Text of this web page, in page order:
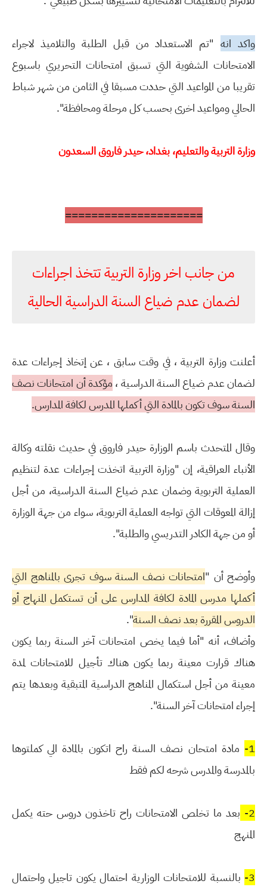
واكد انه"ﺗﻢ اﻻﺳﺘﻌﺪاد ﻣﻦ ﻗﺒﻞ اﻟﻄﻠﺒﺔ واﻟﺘﻼﻣﻴﺬ ﻻﺟﺮاء
اﻻﻣﺘﺤﺎﻧﺎت اﻟﺸﻔﻮﻳﺔ اﻟﺘﻲ ﺗﺴﺒﻖ اﻣﺘﺤﺎﻧﺎت اﻟﺘﺤﺮﻳﺮي ﺑﺎﺳﺒﻮع
ﺗﻘﺮﻳﺒﺎ ﻣﻦ المواعيد اﻟﺘﻲ ﺣﺪدت ﻣﺴﺒﻘﺎ ﻓﻲ اﻟﺜﺎﻣﻦ ﻣﻦ ﺷﻬﺮ ﺷﺒﺎط
اﻟﺤﺎﻟﻲ وﻣﻮاﻋﻴﺪ اﺧﺮى ﺑﺤﺴﺐ ﻛﻞ ﻣﺮﺣﻠﺔ وﻣﺤﺎﻓﻈﺔ".
وزارة التربية والتعليم، بغداد، حيدر فاروق السعدون
=====================
من جانب اخر وزارة التربية تتخذ اجراءات
لضمان عدم ضياع السنة الدراسية الحالية
أعلنت وزارة التربية ، في وقت سابق ، عن إتخاذ إجراءات عدة
لضمان عدم ضياع السنة الدراسية ، مؤكدة أن امتحانات نصف
السنة سوف تكون بالمادة التي أكملها المدرس لكافة المدارس.
وقال المتحدث باسم الوزارة حيدر فاروق في حديث نقلته وكالة
الأنباء العراقية، إن "وزارة التربية اتخذت إجراءات عدة لتنظيم
العملية التربوية وضمان عدم ضياع السنة الدراسية، من أجل
إزالة المعوقات التي تواجه العملية التربوية، سواء من جهة الوزارة
أو من جهة الكادر التدريسي والطلبة".
وأوضح أن "امتحانات نصف السنة سوف تجرى بالمناهج التي
أكملها مدرس المادة لكافة المدارس على أن تستكمل المنهاج أو
الدروس المقررة بعد نصف السنة".
وأضاف، أنه "أما فيما يخص امتحانات آخر السنة ربما يكون
هناك قرارت معينة ربما يكون هناك تأجيل للامتحانات لمدة
معينة من أجل استكمال المناهج الدراسية المتبقية وبعدها يتم
إجراء امتحانات آخر السنة".
1-
مادة امتحان نصف السنة راح اتكون بالمادة الي كملتوها
بالمدرسة والمدرس شرحه لكم فقط
2- بعد ما تخلص الامتحانات راح تاخذون دروس حته يكمل
المنهج
3- بالنسبة للامتحانات الوزارية احتمال يكون تاجيل واحتمال